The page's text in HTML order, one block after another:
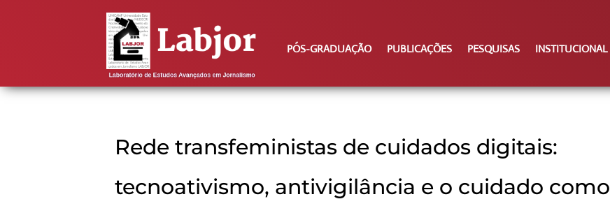
PÓS-GRADUAÇÃO PUBLICAÇÕES PESQUISAS INSTITUCIONAL
Rede transfeministas de cuidados digitais:
tecnoativismo, antivigilância e o cuidado como